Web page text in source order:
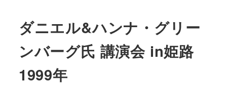
ダニエル&ハンナ・グリー
ンバーグ氏 講演会 in姫路
1999年